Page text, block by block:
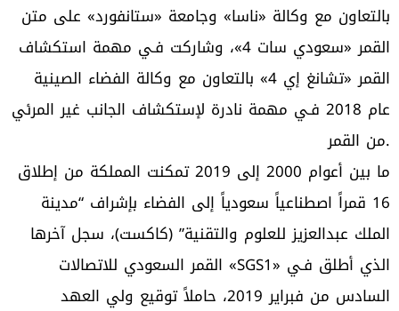
بالتعاون مع وكالة «ناسا» وجامعة «ستانفورد» على متن
القمر «سعودي سات 4»، وشاركت فـي مهمة استكشاف
القمر «تشانغ إي 4» بالتعاون مع وكالة الفضاء الصينية
عام 2018 فـي مهمة نادرة لإستكشاف الجانب غير المرئي
من القمر.
ما بين أعوام 2000 إلى 2019 تمكنت المملكة من إطلاق
16 قمراً اصطناعياً سعودياً إلى الفضاء بإشراف “مدينة
الملك عبدالعزيز للعلوم والتقنية” (كاكست)، سجل آخرها
القمر السعودي للاتصالات «SGS1» الذي أطلق فـي
السادس من فبراير 2019، حاملاً توقيع ولي العهد